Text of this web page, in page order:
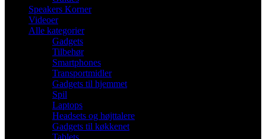
Speakers Korner
Videoer
Alle kategorier
Gadgets
Tilbehør
Smartphones
Transportmidler
Gadgets til hjemmet
Spil
Laptops
Headsets og højttalere
Gadgets til køkkenet
Tablets